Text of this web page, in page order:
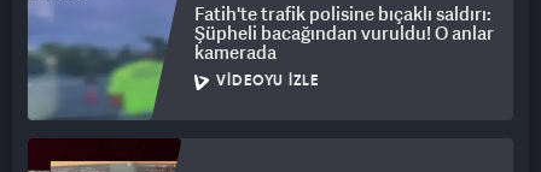
Fatih'te trafik polisine bıçaklı saldırı:
Şüpheli bacağından vuruldu! O anlar
kamerada
VIDEOYU İZLE